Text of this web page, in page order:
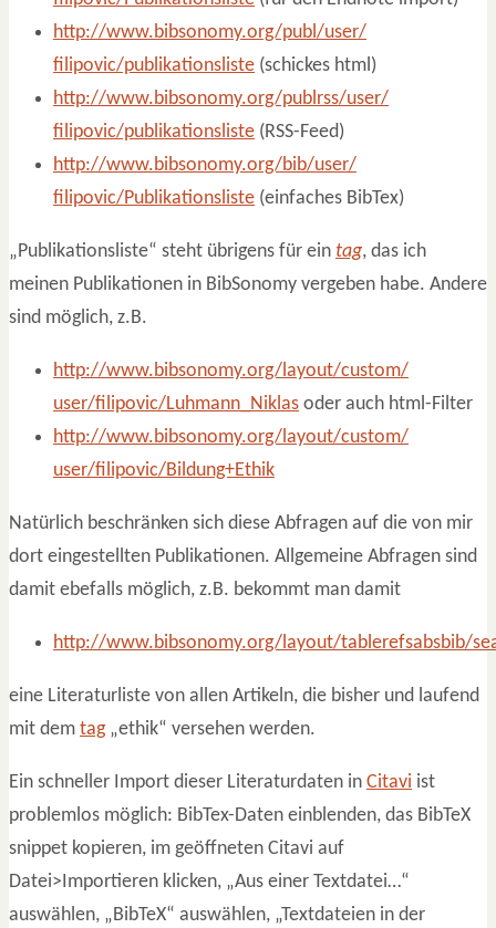
http://www.bibsonomy.org/publ/user/
filipovic/publikationsliste (schickes html)
http://www.bibsonomy.org/publrss/user/
filipovic/publikationsliste (RSS-Feed)
http://www.bibsonomy.org/bib/user/
filipovic/Publikationsliste (einfaches BibTex)
„Publikationsliste“ steht übrigens für ein tag, das ich
meinen Publikationen in BibSonomy vergeben habe. Andere
sind möglich, z.B.
http://www.bibsonomy.org/layout/custom/
user/filipovic/Luhmann_Niklas oder auch html-Filter
http://www.bibsonomy.org/layout/custom/
user/filipovic/Bildung+Ethik
Natürlich beschränken sich diese Abfragen auf die von mir
dort eingestellten Publikationen. Allgemeine Abfragen sind
damit ebefalls möglich, z.B. bekommt man damit
http://www.bibsonomy.org/layout/tablerefsabsbib/
eine Literaturliste von allen Artikeln, die bisher und laufend
mit dem tag„ethik“ versehen werden.
Ein schneller Import dieser Literaturdaten in Citavi ist
problemlos möglich: BibTex-Daten einblenden, das BibTeX
snippet kopieren, im geöffneten Citavi auf
Datei>Importieren klicken, „Aus einer Textdatei…“
auswählen, „BibTeX“ auswählen, „Textdateien in der